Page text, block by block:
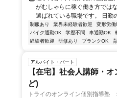
がむしゃらに稼ぐ働き方では
選ばれている職場です。 日勤
制服あり 業界未経験者歓迎 変形労働
バイク通勤OK
学歴不問 車通勤OK
経験者歓迎
研修あり ブランクOK
アルバイト・パート
【在宅】社会人講師・
ど)
トライのオンライン個別指導塾